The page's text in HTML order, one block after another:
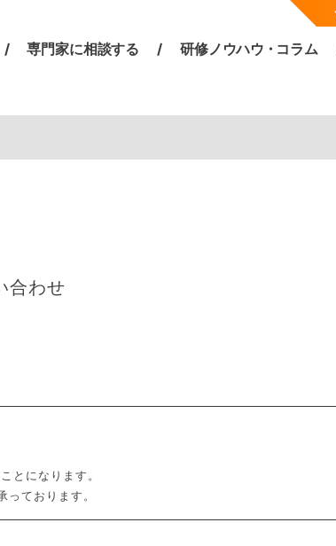
専門家に相談する 研修ノウハウ・ コラム
合わせ
とになります。
ております。